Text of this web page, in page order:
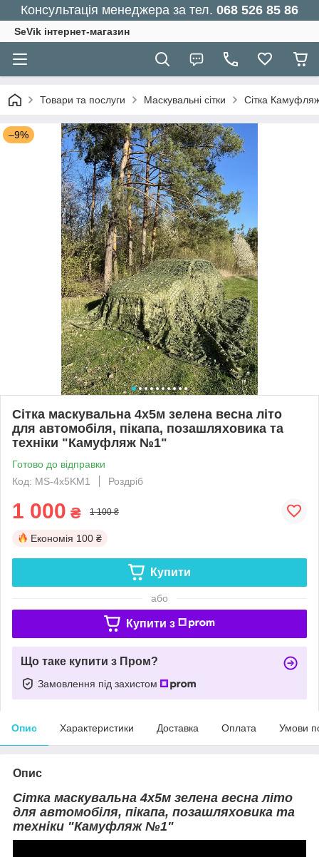
Консультація менеджера за тел. 068 526 85 86
SeVik інтернет-магазин
Товари та послуги Маскувальні сітки Сітка
–9%
Сітка маскувальна 4х5м зелена весна літо
для автомобіля, пікапа, позашляховика та
техніки "Камуфляж №1"
Готово до відправки
Код: MS-4х5KM1
Роздріб
1 000 ₴ 1 100 ₴
Економія 100 ₴
Купити
або
Купити з
Що таке купити з Пром?
Замовлення під захистом
Опис Характеристики Доставка Оплата Умови
Опис
Сітка маскувальна 4х5м зелена весна літо
для автомобіля, пікапа, позашляховика та
техніки "Камуфляж №1"